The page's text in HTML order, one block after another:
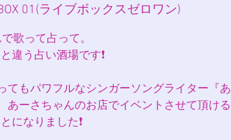
01(ライブボックスゼロワン)
歌って占って。
違う占い酒場です❗️
てもパワフルなシンガーソングライター『あ
あーさちゃんのお店でイベントさせて頂ける
になりました❗️